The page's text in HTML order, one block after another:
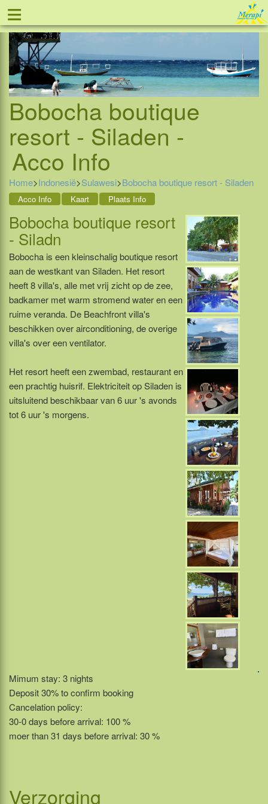
≡ Tel: 088 - 81 11 999
Bobocha boutique
resort - Siladen -
Acco Info
Home>Indonesië>Sulawesi>Bobocha boutique resort - Siladen
Acco Info Kaart Plaats Info
Bobocha boutique resort
- Siladn
Bobocha is een kleinschalig boutique resort
aan de westkant van Siladen. Het resort
heeft 8 villa's, alle met vrij zicht op de zee,
badkamer met warm stromend water en een
ruime veranda. De Beachfront villa's
beschikken over airconditioning, de overige
villa's over een ventilator.
Het resort heeft een zwembad, restaurant en
een prachtig huisrif. Elektriciteit op Siladen is
uitsluitend beschikbaar van 6 uur 's avonds
tot 6 uur 's morgens.
Mimum stay: 3 nights
Deposit 30% to confirm booking
Cancelation policy:
30-0 days before arrival: 100 %
moer than 31 days before arrival: 30 %
Verzorging